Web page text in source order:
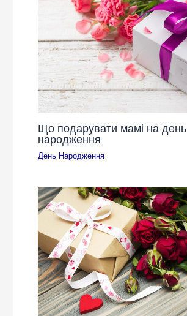
Що подарувати мамі на день
народження
День Народження